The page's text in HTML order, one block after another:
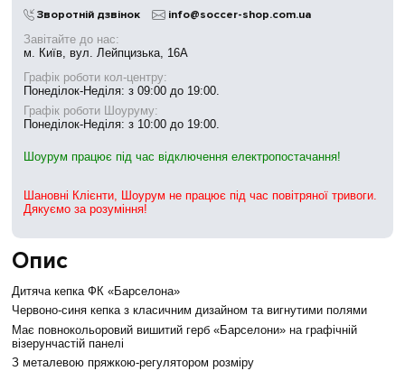
Опис
Дитяча кепка ФК «Барселона»
Червоно-синя кепка з класичним дизайном та вигнутими полями
Має повнокольоровий вишитий герб «Барселони» на графічній
візерунчастій панелі
З металевою пряжкою-регулятором розміру
Зворотній дзвінок info@soccer-shop.com.ua
Завітайте до нас:
м. Київ, вул. Лейпцизька, 16А
Графік роботи кол-центру:
Понеділок-Неділя: з 09:00 до 19:00.
Графік роботи Шоуруму:
Понеділок-Неділя: з 10:00 до 19:00.
Шоурум працює під час відключення електропостачання!
Шановні Клієнти, Шоурум не працює під час повітряної тривоги.
Дякуємо за розуміння!